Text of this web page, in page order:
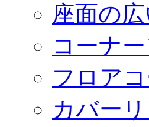
座面の
コーナ
フロア
カバー